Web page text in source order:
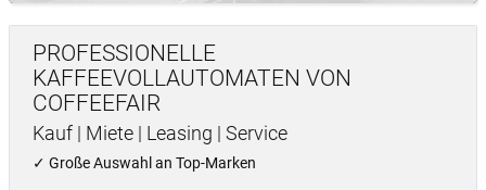
PROFESSIONELLE
KAFFEEVOLLAUTOMATEN VON
COFFEEFAIR
Kauf | Miete | Leasing | Service
✓ Große Auswahl an Top-Marken